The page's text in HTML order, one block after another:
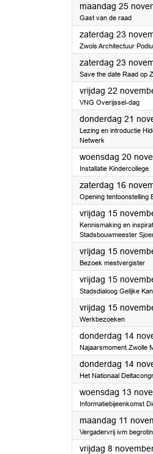
maandag 25
Gast van de raad
zaterdag 23
Zwols Architectuur
zaterdag 23
Save the date Raad op
vrijdag 22
VNG Overijssel-dag
donderdag 21
Lezing en introductie
Netwerk
woensdag 20
Installatie Kindercollege
zaterdag 16
Opening tentoonstelling
vrijdag 15
Kennismaking en
Stadsbouwmeester
vrijdag 15
Bezoek mestvergister
vrijdag 15
Stadsdialoog Gelijke
vrijdag 15
Werkbezoeken
donderdag 14
Najaarsmoment Zwolle
donderdag 14
Het Nationaal
woensdag 13
Informatiebijeenkomst
maandag 11
Vergadervrij ivm
vrijdag 8